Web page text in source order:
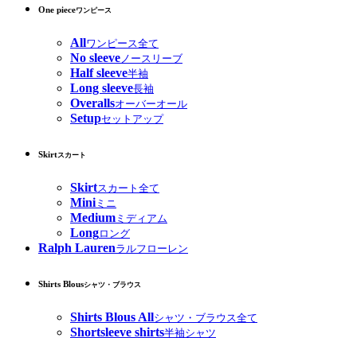
One pieceワンピース
Allワンピース全て
No sleeveノースリーブ
Half sleeve半袖
Long sleeve長袖
Overallsオーバーオール
Setupセットアップ
Skirtスカート
Skirtスカート全て
Miniミニ
Medium ミディアム
Longロング
Ralph Laurenラルフローレン
Shirts Blousシャツ・ブラウス
Shirts Blous Allシャツ・ブラウス全て
Shortsleeve shirts半袖シャツ